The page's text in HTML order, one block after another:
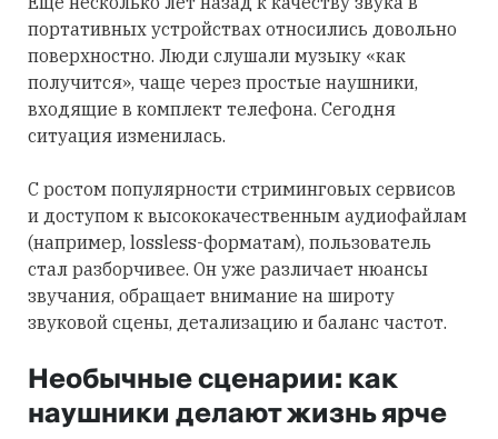
портативных устройствах относились довольно
поверхностно. Люди слушали музыку «как
получится», чаще через простые наушники,
входящие в комплект телефона. Сегодня
ситуация изменилась.
С ростом популярности стриминговых сервисов
и доступом к высококачественным аудиофайлам
(например, lossless-форматам), пользователь
стал разборчивее. Он уже различает нюансы
звучания, обращает внимание на широту
звуковой сцены, детализацию и баланс частот.
Необычные сценарии: как
наушники делают жизнь ярче